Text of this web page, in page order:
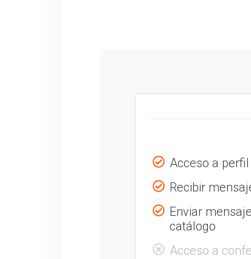
Acceso a
Recibir
Enviar
catálogo
Acceso a